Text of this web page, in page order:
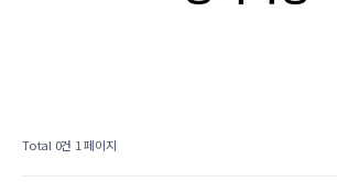
Total 0건 1 페이지